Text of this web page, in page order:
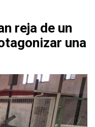
reja de un
una